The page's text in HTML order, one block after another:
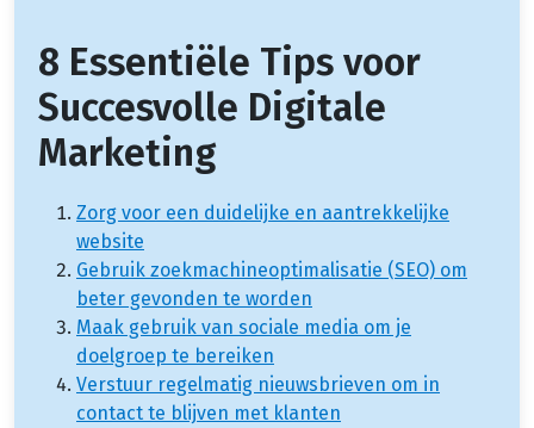
8 Essentiële Tips voor
Succesvolle Digitale
Marketing
Zorg voor een duidelijke en aantrekkelijke
website
Gebruik zoekmachineoptimalisatie (SEO) om
beter gevonden te worden
Maak gebruik van sociale media om je
doelgroep te bereiken
Verstuur regelmatig nieuwsbrieven om in
contact te blijven met klanten